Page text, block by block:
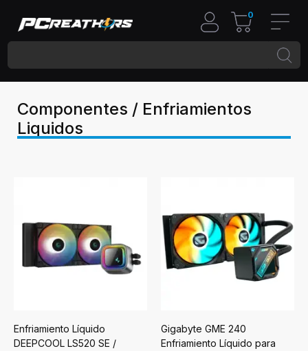
0
Componentes / Enfriamientos
Liquidos
Enfriamiento Líquido
DEEPCOOL LS520 SE /
Gigabyte GME 240
Enfriamiento Líquido para